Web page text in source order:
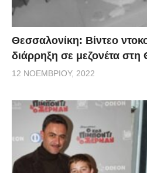
Θεσσαλονίκη: Βίντεο
διάρρηξη σε μεζονέτα στη
12 ΝΟΕΜΒΡΊΟΥ, 2022